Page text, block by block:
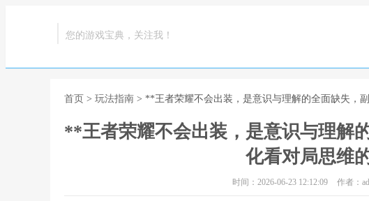
您的游戏宝典，关注我！
首页 > 玩法指南 > **王者荣耀不会出装，是意识与理解的全面缺失，
**王者荣耀不会出装，是意识与理解
化看对局思维
时间：2026-06-23 12:12:09 作者：